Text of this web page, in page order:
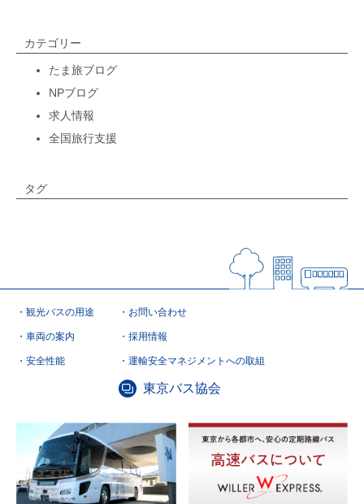
カテゴリー
たま旅ブログ
NPブログ
求人情報
全国旅行支援
タグ
観光バスの用途
車両の案内
安全性能
お問い合わせ
採用情報
運輸安全マネジメントへの取組
東京バス協会